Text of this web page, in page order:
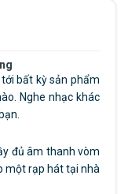
bất kỳ sản phẩm
Nghe nhạc khác
đủ âm thanh vòm
một rạp hát tại nhà